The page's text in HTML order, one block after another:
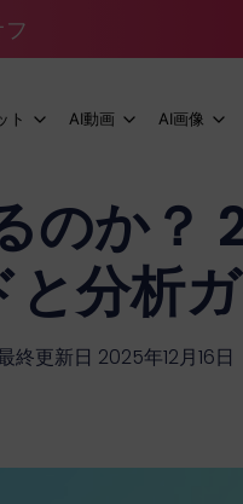
ト AI動画 AI画像
のか？
分析
終更新日 2025年12月16日